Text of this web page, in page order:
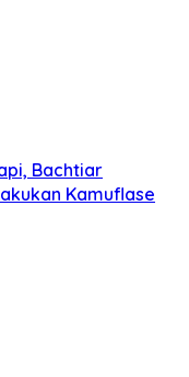
Bachtiar
Kamuflase